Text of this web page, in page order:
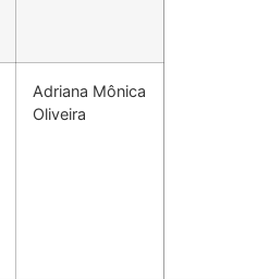
Adriana Mônica
Oliveira